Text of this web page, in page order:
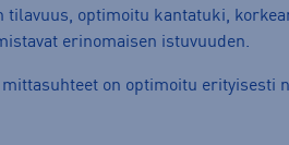
tilavuus, optimoitu kantatuki,
erinomaisen istuvuuden.
on optimoitu erityisesti